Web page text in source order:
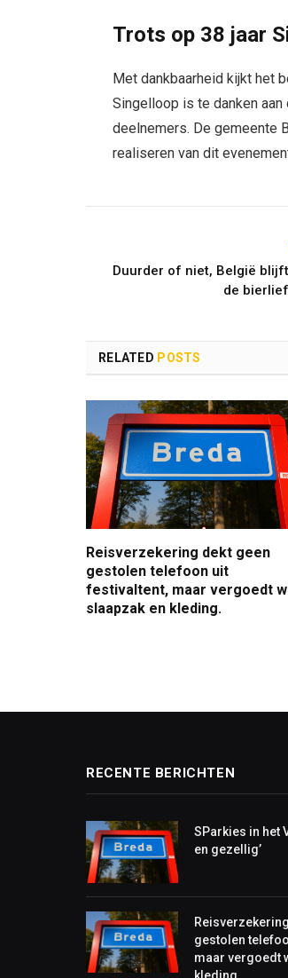
Trots op 38 jaar
Met dankbaarheid kijkt het
Singelloop is te danken
deelnemers. De gemeente
realiseren van dit
Duurder of niet, België
de
RELATED POSTS
Reisverzekering dekt geen
gestolen telefoon uit
festivaltent, maar vergoedt
slaapzak en kleding.
RECENTE BERICHTEN
SParkies in het
en gezellig’
gestolen
maar vergoedt